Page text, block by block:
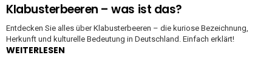
Klabusterbeeren – was ist das?
Entdecken Sie alles über Klabusterbeeren – die kuriose Bezeichnung,
Herkunft und kulturelle Bedeutung in Deutschland. Einfach erklärt!
WEITERLESEN